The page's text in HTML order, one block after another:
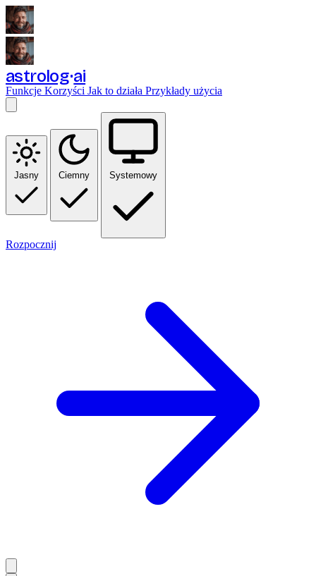
astrolog ai
Funkcje Korzyści Jak to działa Przykłady użycia
Jasny Ciemny Systemowy
Rozpocznij